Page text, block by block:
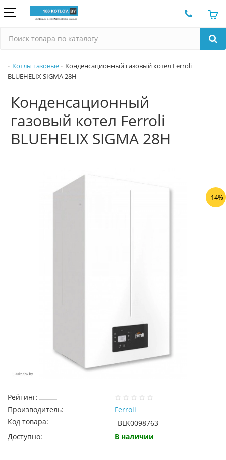
Котлы газовые
Конденсационный газовый котел Ferroli
BLUEHELIX SIGMA 28H
Конденсационный
газовый котел Ferroli
BLUEHELIX SIGMA 28H
-14%
Рейтинг:
Производитель:
Ferroli
Код товара:
BLK0098763
Доступно:
В наличии